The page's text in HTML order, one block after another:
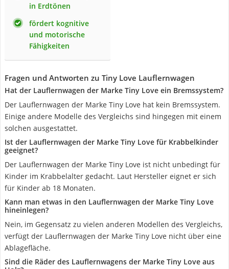
in Erdtönen
fördert kognitive
und motorische
Fähigkeiten
Fragen und Antworten zu Tiny Love Lauflernwagen
Hat der Lauflernwagen der Marke Tiny Love ein Bremssystem?
Der Lauflernwagen der Marke Tiny Love hat kein Bremssystem.
Einige andere Modelle des Vergleichs sind hingegen mit einem
solchen ausgestattet.
Ist der Lauflernwagen der Marke Tiny Love für Krabbelkinder
geeignet?
Der Lauflernwagen der Marke Tiny Love ist nicht unbedingt für
Kinder im Krabbelalter gedacht. Laut Hersteller eignet er sich
für Kinder ab 18 Monaten.
Kann man etwas in den Lauflernwagen der Marke Tiny Love
hineinlegen?
Nein, im Gegensatz zu vielen anderen Modellen des Vergleichs,
verfügt der Lauflernwagen der Marke Tiny Love nicht über eine
Ablagefläche.
Sind die Räder des Lauflernwagens der Marke Tiny Love aus